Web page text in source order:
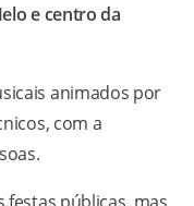
e centro da
animados por
com a